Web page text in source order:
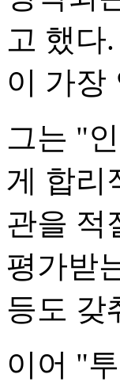
고 했다
이 가장
그는 "
게 합리
관을 적
평가받
등도 갖
이어 "